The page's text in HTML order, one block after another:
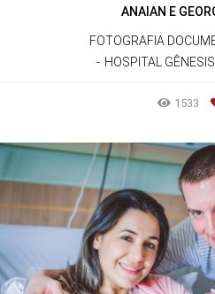
ANAIAN E
FOTOGRAFIA
HOSPITAL
1533